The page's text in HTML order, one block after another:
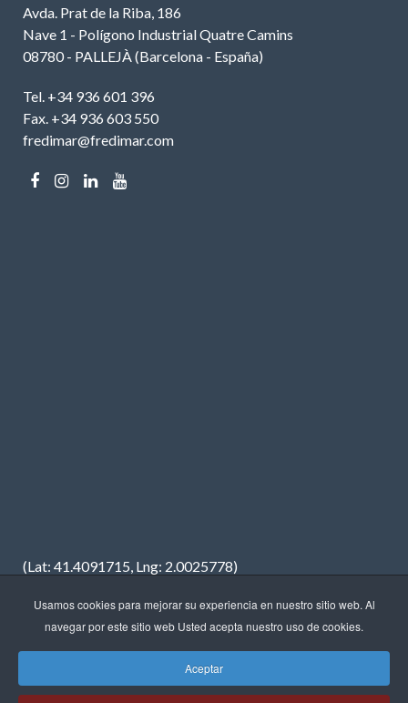
Avda. Prat de la Riba, 186
Nave 1 - Polígono Industrial Quatre Camins
08780 - PALLEJÀ (Barcelona - España)
Tel. +34 936 601 396
Fax. +34 936 603 550
fredimar@fredimar.com
(Lat: 41.4091715, Lng: 2.0025778)
Copyright © 2023 · FREDIMAR, S.A. · Diseño web:
Usamos cookies para mejorar su experiencia en nuestro sitio web. Al
navegar por este sitio web Usted acepta nuestro uso de cookies.
Aceptar